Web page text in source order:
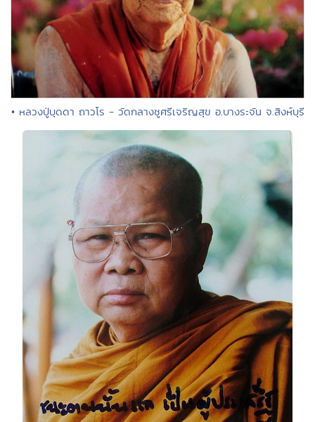
• หลวงปู่บุดดา ถาวโร - วัดกลางชูศรีเจริญสุข อ.บางระจัน จ.สิงห์บุรี